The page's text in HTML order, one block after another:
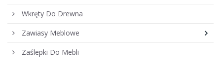
Wkręty Do Drewna
Zawiasy Meblowe
Zaślepki Do Mebli